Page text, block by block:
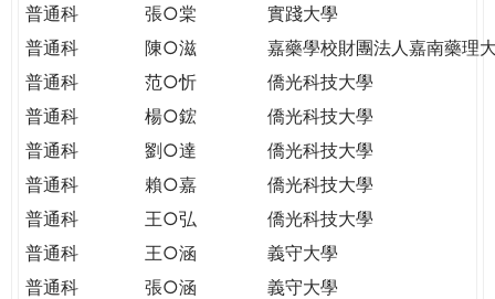
普通科
張○棠
實踐大學
普通科
陳○滋
嘉藥學校財團法人嘉南藥理
普通科
范○忻
僑光科技大學
普通科
楊○鋐
僑光科技大學
普通科
劉○達
僑光科技大學
普通科
賴○嘉
僑光科技大學
普通科
王○弘
僑光科技大學
普通科
王○涵
義守大學
普通科
張○涵
義守大學